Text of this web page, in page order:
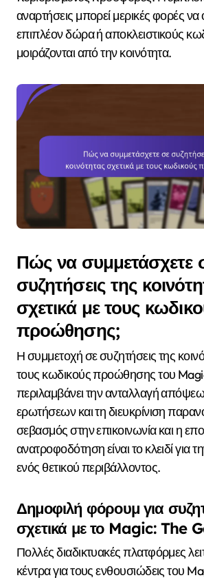
αναρτήσεις μπορεί μερικές φορές να
επιπλέον δώρα ή αποκλειστικούς
μοιράζονται από την κοινότητα.
Πώς να συμμετάσχετε
συζητήσεις της
σχετικά με τους
προώθησης;
Η συμμετοχή σε συζητήσεις της
τους κωδικούς προώθησης του
περιλαμβάνει την ανταλλαγή
ερωτήσεων και τη διευκρίνιση
σεβασμός στην επικοινωνία και η
ανατροφοδότηση είναι το κλειδί για
ενός θετικού περιβάλλοντος.
Δημοφιλή φόρουμ για
σχετικά με το Magic: The
Πολλές διαδικτυακές πλατφόρμες
κέντρα για τους ενθουσιώδεις του